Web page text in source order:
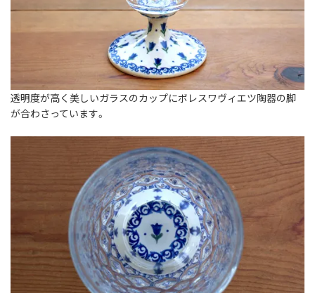
透明度が高く美しいガラスのカップにボレスワヴィエツ陶器の脚
が合わさっています。